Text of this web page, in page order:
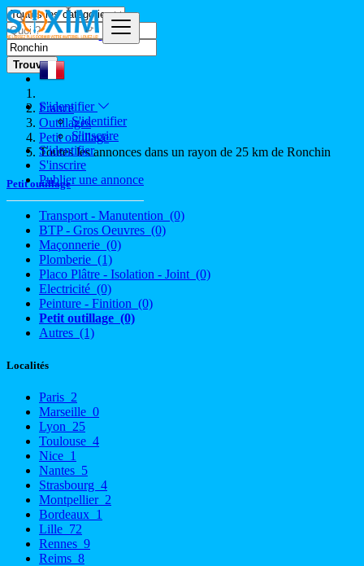
S'identifier
S'identifier
S'inscrire
S'identifier
S'inscrire
Publier une annonce
Trouver
France
Outillages
Petit outillage
Toutes les annonces dans un rayon de 25 km de Ronchin
Petit outillage
Transport - Manutention (0)
BTP - Gros Oeuvres (0)
Maçonnerie (0)
Plomberie (1)
Placo Plâtre - Isolation - Joint (0)
Electricité (0)
Peinture - Finition (0)
Petit outillage (0)
Autres (1)
Localités
Paris 2
Marseille 0
Lyon 25
Toulouse 4
Nice 1
Nantes 5
Strasbourg 4
Montpellier 2
Bordeaux 1
Lille 72
Rennes 9
Reims 8